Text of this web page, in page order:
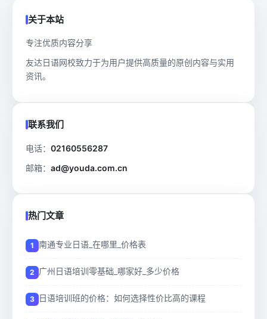
关于本站
专注优质内容分享
友达日语网校致力于为用户提供高质量的原创内容与实用
资讯。
联系我们
电话： 02160556287
邮箱： ad@youda.com.cn
热门文章
南通专业日语_在哪里_价格表
广州日语培训零基础_哪家好_多少价格
日语培训班的价格：如何选择性价比高的课程